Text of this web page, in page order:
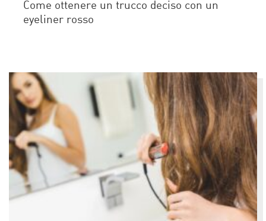
Come ottenere un trucco deciso con un
eyeliner rosso